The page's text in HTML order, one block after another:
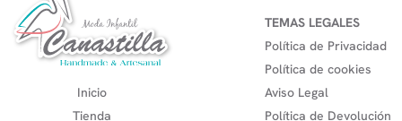
Inicio
Tienda
TEMAS LEGALES
Política de Privacidad
Política de cookies
Aviso Legal
Política de Devolución